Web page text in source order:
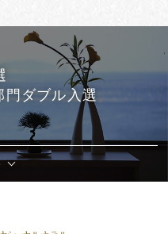
門ダブル入選